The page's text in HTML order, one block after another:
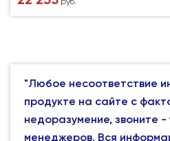
"Любое несоответствие
продукте на сайте с
недоразумение, звоните -
менеджеров. Вся